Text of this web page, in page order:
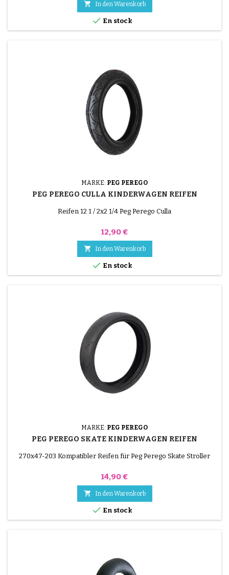
 In den Warenkorb
 En stock
MARKE: PEG PEREGO
PEG PEREGO CULLA KINDERWAGEN REIFEN
Reifen 12 1 / 2x2 1/4 Peg Perego Culla
Preis
12,90 €
 In den Warenkorb
 En stock
MARKE: PEG PEREGO
PEG PEREGO SKATE KINDERWAGEN REIFEN
270x47-203 Kompatibler Reifen für Peg Perego Skate Stroller
Preis
14,90 €
 In den Warenkorb
 En stock